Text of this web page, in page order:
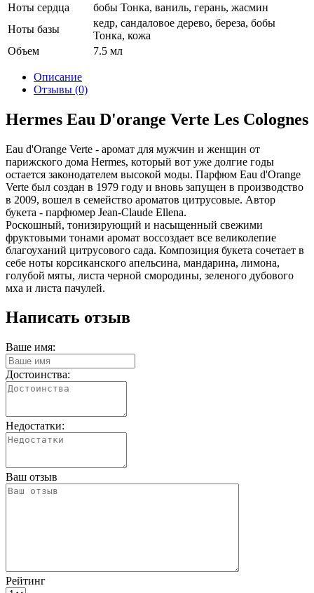
Ноты сердца
бобы Тонка, ваниль, герань, жасмин
Ноты базы
кедр, сандаловое дерево, береза, бобы
Тонка, кожа
Объем
7.5 мл
Описание
Отзывы (0)
Hermes Eau D'orange Verte Les Colognes
Eau d'Orange Verte - аромат для мужчин и женщин от
парижского дома Hermes, который вот уже долгие годы
остается законодателем высокой моды. Парфюм Eau d'Orange
Verte был создан в 1979 году и вновь запущен в производство
в 2009, вошел в семейство ароматов цитрусовые. Автор
букета - парфюмер Jean-Claude Ellena.
Роскошный, тонизирующий и насыщенный свежими
фруктовыми тонами аромат воссоздает все великолепие
благоуханий цитрусового сада. Композиция букета сочетает в
себе ноты корсиканского апельсина, мандарина, лимона,
голубой мяты, листа черной смородины, зеленого дубового
мха и листа пачулей.
Написать отзыв
Ваше имя:
Достоинства:
Недостатки:
Ваш отзыв
Рейтинг